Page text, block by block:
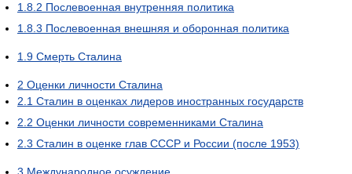
1.8.2 Послевоенная внутренняя политика
1.8.3 Послевоенная внешняя и оборонная политика
1.9 Смерть Сталина
2 Оценки личности Сталина
2.1 Сталин в оценках лидеров иностранных государств
2.2 Оценки личности современниками Сталина
2.3 Сталин в оценке глав СССР и России (после 1953)